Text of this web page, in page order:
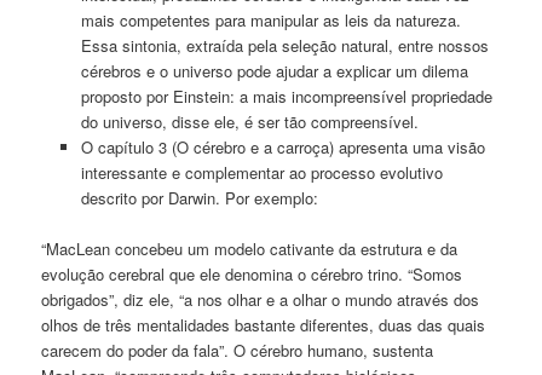
mais competentes para manipular as leis da natureza.
Essa sintonia, extraída pela seleção natural, entre nossos
cérebros e o universo pode ajudar a explicar um dilema
proposto por Einstein: a mais incompreensível propriedade
do universo, disse ele, é ser tão compreensível.
O capítulo 3 (O cérebro e a carroça) apresenta uma visão
interessante e complementar ao processo evolutivo
descrito por Darwin. Por exemplo:
“MacLean concebeu um modelo cativante da estrutura e da
evolução cerebral que ele denomina o cérebro trino. “Somos
obrigados”, diz ele, “a nos olhar e a olhar o mundo através dos
olhos de três mentalidades bastante diferentes, duas das quais
carecem do poder da fala”. O cérebro humano, sustenta